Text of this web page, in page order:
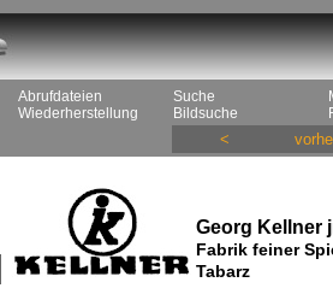
Abrufdateien
Wiederherstellung
Suche
Bildsuche
<
Georg Kellner
Fabrik feiner
Tabarz